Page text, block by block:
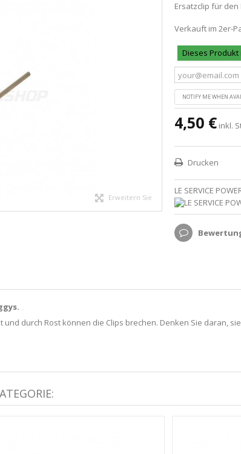
Erweitern Sie
Ersatzclip für den
Verkauft im 2er-
Dieses
NOTIFY ME WHEN
4,50 € inkl.
Drucken
LE SERVICE
durch Rost können die Clips brechen. Denken Sie daran,